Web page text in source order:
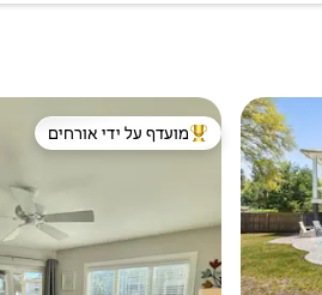
מוביל בקרב נכסים מועדפים על
מועדף על ידי אורחים